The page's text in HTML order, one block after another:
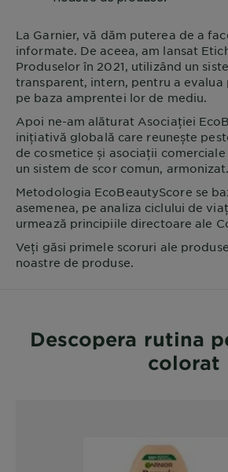
La Garnier, vă dăm puterea de a
informate. De aceea, am lansat
Produselor în 2021, utilizând un
transparent, intern, pentru a evalua
pe baza amprentei lor de mediu.
Apoi ne-am alăturat Asociației
inițiativă globală care reunește
de cosmetice și asociații
un sistem de scor comun, armonizat.
Metodologia EcoBeautyScore se
asemenea, pe analiza ciclului de
urmează principiile directoare ale
Veți găsi primele scoruri ale
noastre de produse.
Descopera rutina
colorat